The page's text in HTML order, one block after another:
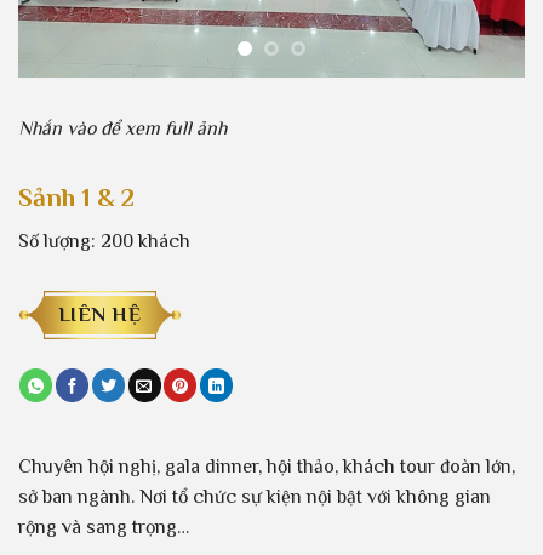
Nhắn vào để xem full ảnh
Sảnh 1 & 2
Số lượng: 200 khách
LIÊN HỆ
Chuyên hội nghị, gala dinner, hội thảo, khách tour đoàn lớn,
sở ban ngành. Nơi tổ chức sự kiện nội bật với không gian
rộng và sang trọng…